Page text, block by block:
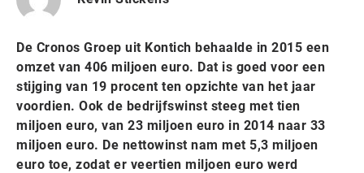
De Cronos Groep uit Kontich behaalde in 2015 een
omzet van 406 miljoen euro. Dat is goed voor een
stijging van 19 procent ten opzichte van het jaar
voordien. Ook de bedrijfswinst steeg met tien
miljoen euro, van 23 miljoen euro in 2014 naar 33
miljoen euro. De nettowinst nam met 5,3 miljoen
euro toe, zodat er veertien miljoen euro werd